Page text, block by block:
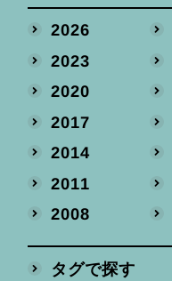
2026
2023
2020
2017
2014
2011
2008
タグで探す